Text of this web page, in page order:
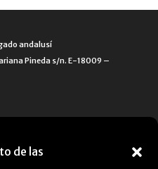
de las
andalusí
Pineda s/n. E-18009 –